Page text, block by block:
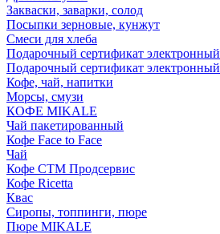
Закваски, заварки, солод
Посыпки зерновые, кунжут
Смеси для хлеба
Подарочный сертификат электронный
Подарочный сертификат электронный
Кофе, чай, напитки
Морсы, смузи
КОФЕ MIKALE
Чай пакетированный
Кофе Face to Face
Чай
Кофе СТМ Продсервис
Кофе Ricetta
Квас
Сиропы, топпинги, пюре
Пюре MIKALE